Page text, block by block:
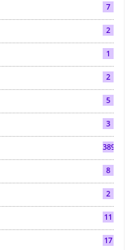
7
2
1
2
5
3
3892
8
2
11
17